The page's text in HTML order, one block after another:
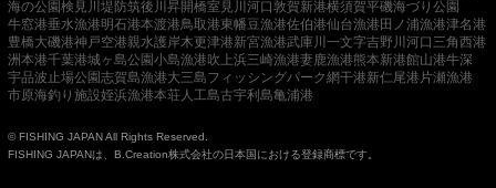
海の公園検見川堤防筑後川昇開橋室見川河口敦賀新港横須賀平磯海づり公園
牛窓港垂水漁港明石港本渡港鳥取港東幡豆漁港佐伯港仙台漁港田ノ浦漁港津名港
豊橋大磯港神戸空港親水護岸木更津港新宮漁港武庫川一文字吉野川河口 三角西港
洲本港千葉港城ヶ島公園小島漁港吹上浜三崎漁港妻鹿漁港熊本新港館山港牛深
宇品波止場公園志賀島漁港大三島フィッシングパーク網干港新仁尾港 片瀬漁港
市原海釣り施設姪浜漁港本荘人工島古宇利島亀浦港
© FISHING JAPAN All Rights Reserved.
FISHING JAPANは、B.Creation株式会社の日本国における登録商標です。